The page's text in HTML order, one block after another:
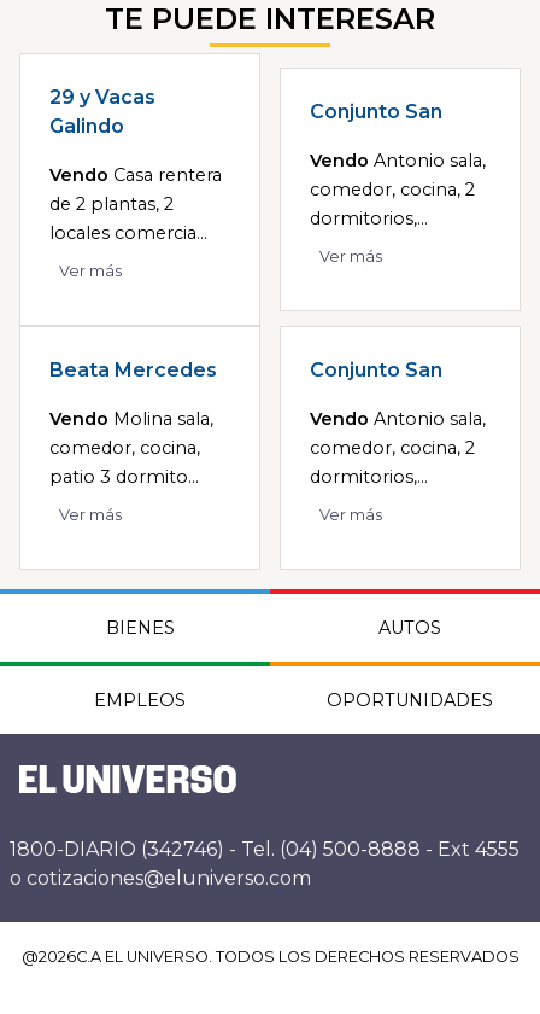
TE PUEDE INTERESAR
29 y Vacas
Galindo
Vendo Casa rentera
de 2 plantas, 2
locales comercia...
Ver más
Conjunto San
Vendo Antonio sala,
comedor, cocina, 2
dormitorios,...
Ver más
Beata Mercedes
Vendo Molina sala,
comedor, cocina,
patio 3 dormito...
Ver más
Conjunto San
Vendo Antonio sala,
comedor, cocina, 2
dormitorios,...
Ver más
BIENES AUTOS
EMPLEOS OPORTUNIDADES
1800-DIARIO (342746) - Tel. (04) 500-8888 - Ext 4555
o cotizaciones@eluniverso.com
@2026C.A EL UNIVERSO. TODOS LOS DERECHOS RESERVADOS